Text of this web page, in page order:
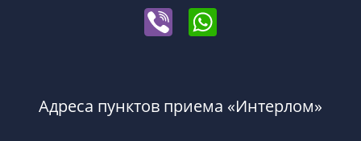
Адреса пунктов приема «Интерлом»